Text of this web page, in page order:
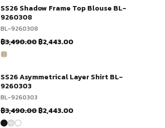
-30% ช้อปเลย
SS26 Shadow Frame Top Blouse BL-
9260308
BL-9260308
฿3,490.00Original
฿3,490.00.
฿2,443.00Current
฿2,443.00.
-30% ช้อปเลย
SS26 Asymmetrical Layer Shirt BL-
9260303
BL-9260303
฿3,490.00Original
฿2,443.00Current